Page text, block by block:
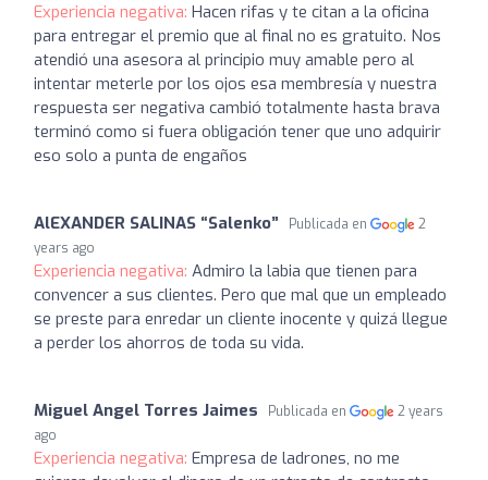
Experiencia negativa: Hacen rifas y te citan a la oficina
para entregar el premio que al final no es gratuito. Nos
atendió una asesora al principio muy amable pero al
intentar meterle por los ojos esa membresía y nuestra
respuesta ser negativa cambió totalmente hasta brava
terminó como si fuera obligación tener que uno adquirir
eso solo a punta de engaños
AlEXANDER SALINAS “Salenko” Publicada en
2
years ago
Experiencia negativa: Admiro la labia que tienen para
convencer a sus clientes. Pero que mal que un empleado
se preste para enredar un cliente inocente y quizá llegue
a perder los ahorros de toda su vida.
Miguel Angel Torres Jaimes Publicada en
2 years
ago
Experiencia negativa: Empresa de ladrones, no me